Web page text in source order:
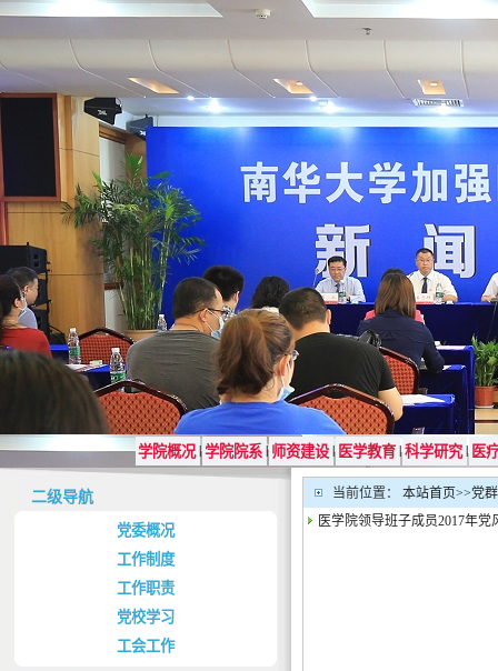
学院概况 |学院院系 |师资建设 |医学教育 |科学研究 医
二级导航
党委概况
工作制度
工作职责
党校学习
工会工作
当前位置： 本站首页>>党
医学院领导班子成员2017年党